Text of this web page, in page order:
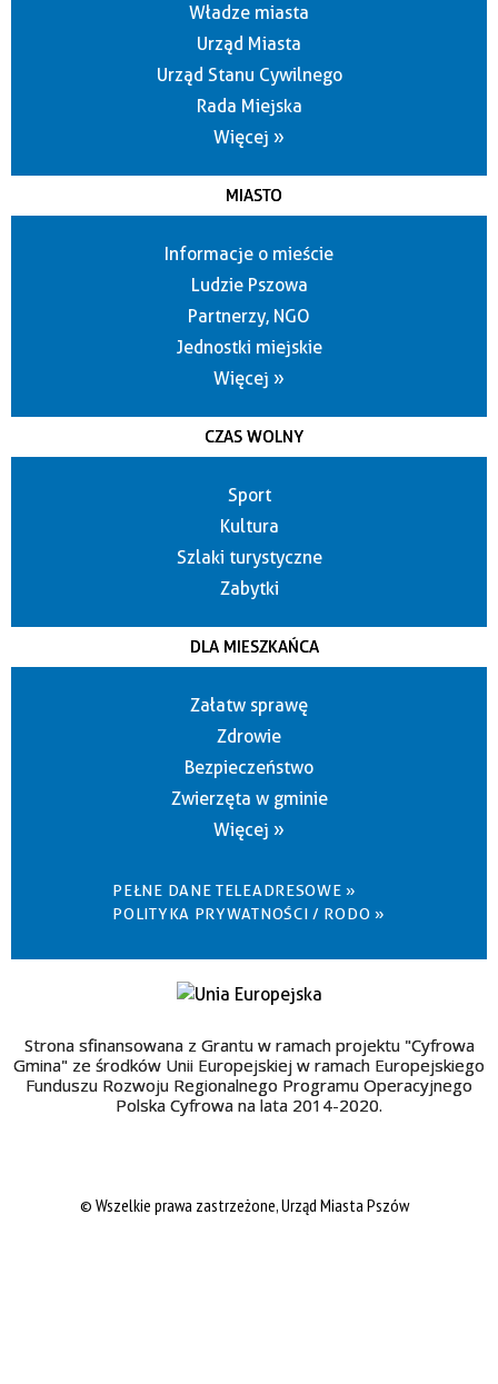
Władze miasta
Urząd Miasta
Urząd Stanu Cywilnego
Rada Miejska
Więcej »
MIASTO
Informacje o mieście
Ludzie Pszowa
Partnerzy, NGO
Jednostki miejskie
Więcej »
CZAS WOLNY
Sport
Kultura
Szlaki turystyczne
Zabytki
DLA MIESZKAŃCA
Załatw sprawę
Zdrowie
Bezpieczeństwo
Zwierzęta w gminie
Więcej »
PEŁNE DANE TELEADRESOWE »
POLITYKA PRYWATNOŚCI / RODO »
Strona sfinansowana z Grantu w ramach projektu "Cyfrowa
Gmina" ze środków Unii Europejskiej w ramach Europejskiego
Funduszu Rozwoju Regionalnego Programu Operacyjnego
Polska Cyfrowa na lata 2014-2020.
© Wszelkie prawa zastrzeżone, Urząd Miasta Pszów